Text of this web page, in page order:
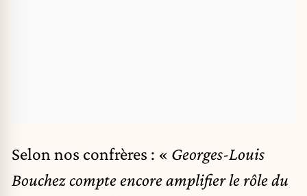
Selon nos confrères : « Georges-Louis
Bouchez compte encore amplifier le rôle du